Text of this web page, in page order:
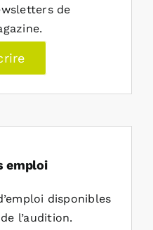
de
emploi
disponibles
l’audition.